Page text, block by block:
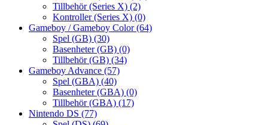
Tillbehör (Series X) (2)
Kontroller (Series X) (0)
Gameboy / Gameboy Color(64)
Spel (GB) (30)
Basenheter (GB) (0)
Tillbehör (GB) (34)
Gameboy Advance (57)
Spel (GBA) (40)
Basenheter (GBA) (0)
Tillbehör (GBA) (17)
Nintendo DS (77)